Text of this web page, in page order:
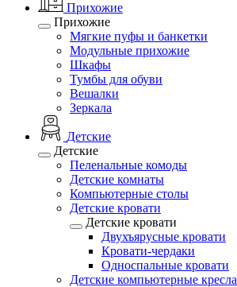
Прихожие
Прихожие
Мягкие пуфы и банкетки
Модульные прихожие
Шкафы
Тумбы для обуви
Вешалки
Зеркала
Детские
Детские
Пеленальные комоды
Детские комнаты
Компьютерные столы
Детские кровати
Детские кровати
Двухъярусные кровати
Кровати-чердаки
Односпальные кровати
Детские компьютерные кресла